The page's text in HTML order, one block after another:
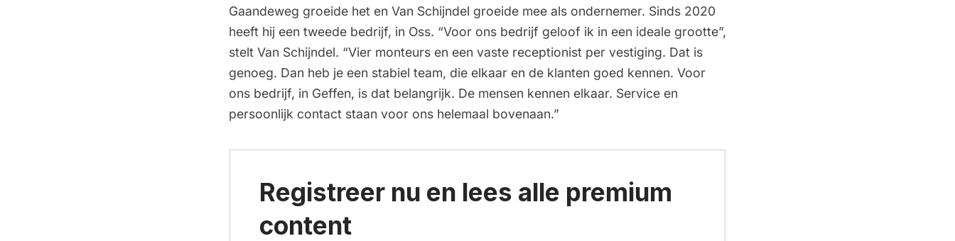
Gaandeweg groeide het en Van Schijndel groeide mee als ondernemer. Sinds 2020
heeft hij een tweede bedrijf, in Oss. “Voor ons bedrijf geloof ik in een ideale grootte”,
stelt Van Schijndel. “Vier monteurs en een vaste receptionist per vestiging. Dat is
genoeg. Dan heb je een stabiel team, die elkaar en de klanten goed kennen. Voor
ons bedrijf, in Geffen, is dat belangrijk. De mensen kennen elkaar. Service en
persoonlijk contact staan voor ons helemaal bovenaan.”
Registreer nu en lees alle premium
content